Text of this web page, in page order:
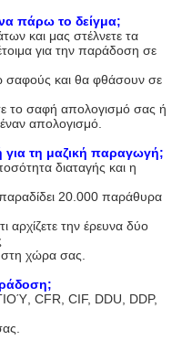
πάρω το δείγμα;
και μας στέλνετε τα
για την παράδοση σε
σαφούς και θα φθάσουν σε
το σαφή απολογισμό σας ή
απολογισμό.
για τη μαζική παραγωγή;
διαταγής και η
20.000 παράθυρα
αρχίζετε την έρευνα δύο
χώρα σας.
CFR, CIF, DDU, DDP,